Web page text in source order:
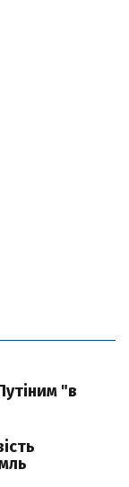
"в